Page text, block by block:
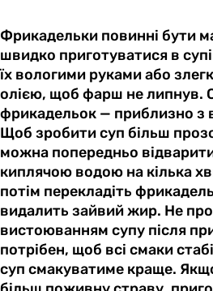
Фрикадельки повинні бути
швидко приготуватися в
їх вологими руками або
олією, щоб фарш не липнув.
фрикадельок — приблизно з
Щоб зробити суп більш
можна попередньо
киплячою водою на кілька
потім перекладіть
видалить зайвий жир. Не
вистоюванням супу після
потрібен, щоб всі смаки
суп смакуватиме краще.